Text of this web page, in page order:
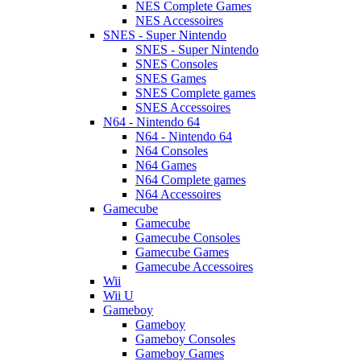
NES Complete Games
NES Accessoires
SNES - Super Nintendo
SNES - Super Nintendo
SNES Consoles
SNES Games
SNES Complete games
SNES Accessoires
N64 - Nintendo 64
N64 - Nintendo 64
N64 Consoles
N64 Games
N64 Complete games
N64 Accessoires
Gamecube
Gamecube
Gamecube Consoles
Gamecube Games
Gamecube Accessoires
Wii
Wii U
Gameboy
Gameboy
Gameboy Consoles
Gameboy Games